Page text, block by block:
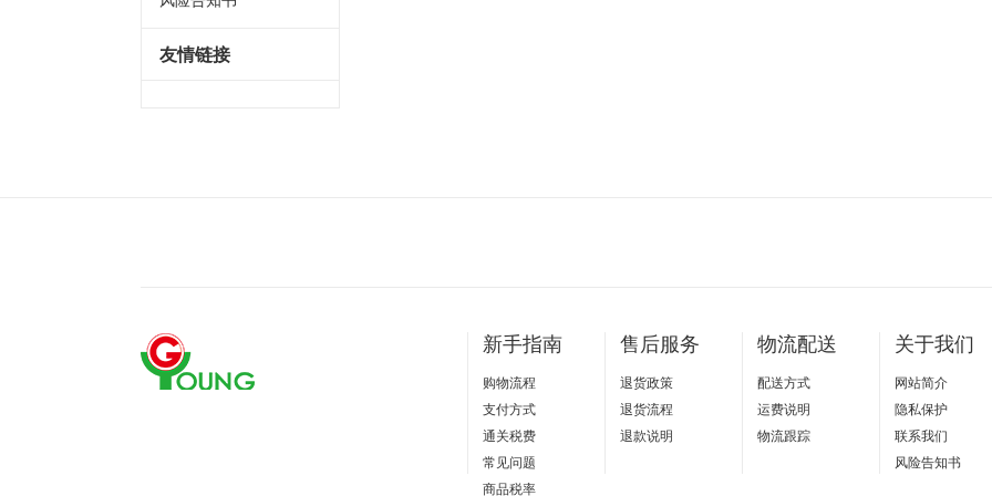
友情链接
新手指南
购物流程
支付方式
通关税费
常见问题
商品税率
售后服务
退货政策
退货流程
退款说明
物流配送
配送方式
运费说明
物流跟踪
关于我们
网站简介
隐私保护
联系我们
风险告知书